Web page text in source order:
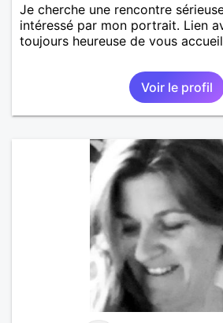
Je cherche une rencontre
intéressé par mon portrait. Lien
toujours heureuse de vous
Voir le profil